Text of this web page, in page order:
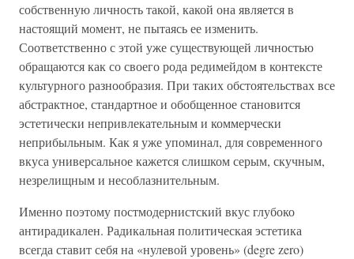
собственную личность такой, какой она является в
настоящий момент, не пытаясь ее изменить.
Соответственно с этой уже существующей личностью
обращаются как со своего рода редимейдом в контексте
культурного разнообразия. При таких обстоятельствах все
абстрактное, стандартное и обобщенное становится
эстетически непривлекательным и коммерчески
неприбыльным. Как я уже упоминал, для современного
вкуса универсальное кажется слишком серым, скучным,
незрелищным и несоблазнительным.
Именно поэтому постмодернистский вкус глубоко
антирадикален. Радикальная политическая эстетика
всегда ставит себя на «нулевой уровень» (degre zero)